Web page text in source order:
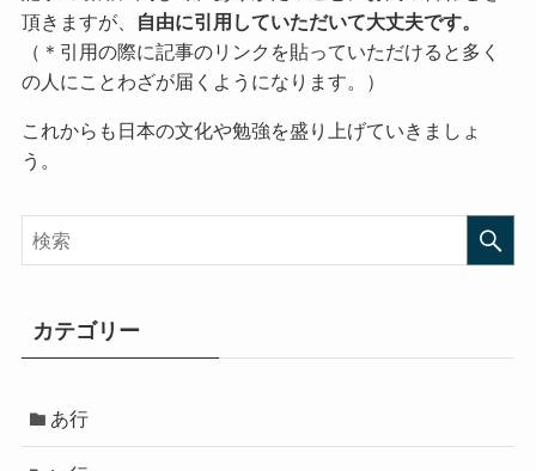
頂きますが、
自由に引用していただいて大丈夫です。
（＊引用の際に記事のリンクを貼っていただけると多く
の人にことわざが届くようになります。）
これからも日本の文化や勉強を盛り上げていきましょ
う。
カテゴリー
あ行